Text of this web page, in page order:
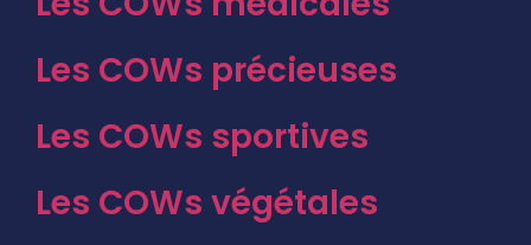
Les COWs précieuses
Les COWs sportives
Les COWs végétales